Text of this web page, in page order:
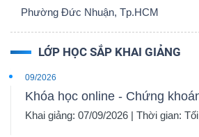
Phường Đức Nhuận, Tp.HCM
LỚP HỌC SẮP KHAI GIẢNG
09/2026
Khóa học online - Chứng
Khai giảng: 07/09/2026 | Thời gian: